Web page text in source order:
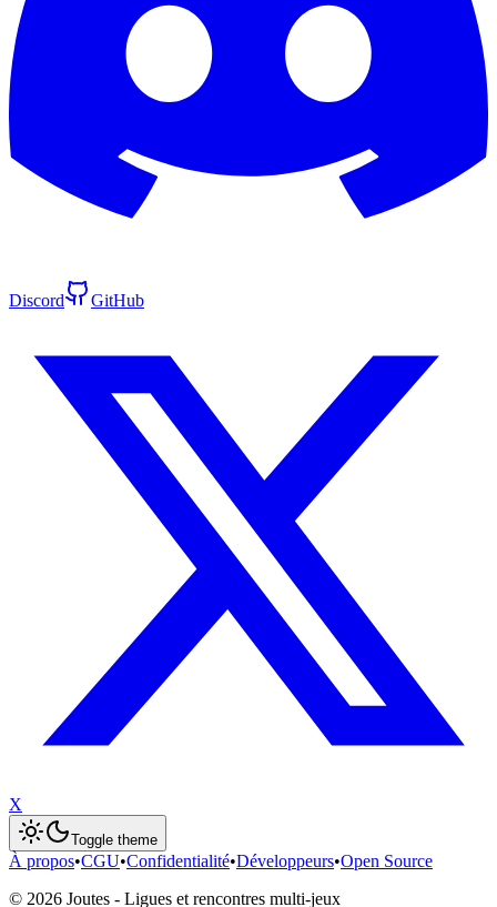
Discord GitHub
X
Toggle theme
À propos•CGU•Confidentialité•Développeurs•Open Source
© 2026 Joutes - Ligues et rencontres multi-jeux